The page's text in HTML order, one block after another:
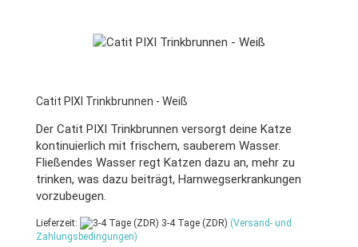
Catit PIXI Trinkbrunnen - Weiß
Der Catit PIXI Trinkbrunnen versorgt deine Katze
kontinuierlich mit frischem, sauberem Wasser.
Fließendes Wasser regt Katzen dazu an, mehr zu
trinken, was dazu beiträgt, Harnwegserkrankungen
vorzubeugen.
Lieferzeit: 3-4 Tage (ZDR) (Versand- und
Zahlungsbedingungen)